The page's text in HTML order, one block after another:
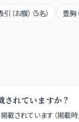
（お腹） （5名） 豊胸
れていますか？
ています（掲載時点